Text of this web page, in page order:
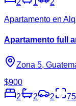
2 1
2
Apartamento en
Apartamento full
Zona 5,
$900
2
2 2 75